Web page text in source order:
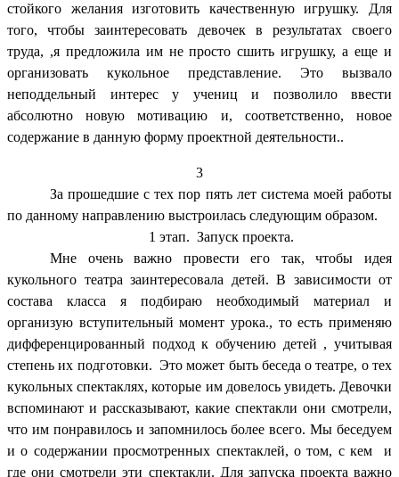
стойкого желания изготовить качественную игрушку. Для
того, чтобы заинтересовать девочек в результатах своего
труда, ,я предложила им не просто сшить игрушку, а еще и
организовать кукольное представление. Это вызвало
неподдельный интерес у учениц и позволило ввести
абсолютно новую мотивацию и, соответственно, новое
содержание в данную форму проектной деятельности..
3
За прошедшие с тех пор пять лет система моей работы
по данному направлению выстроилась следующим образом.
1 этап. Запуск проекта.
Мне очень важно провести его так, чтобы идея
кукольного театра заинтересовала детей. В зависимости от
состава класса я подбираю необходимый материал и
организую вступительный момент урока., то есть применяю
дифференцированный подход к обучению детей , учитывая
степень их подготовки. Это может быть беседа о театре, о тех
кукольных спектаклях, которые им довелось увидеть. Девочки
вспоминают и рассказывают, какие спектакли они смотрели,
что им понравилось и запомнилось более всего. Мы беседуем
и о содержании просмотренных спектаклей, о том, с кем и
где они смотрели эти спектакли. Для запуска проекта важно